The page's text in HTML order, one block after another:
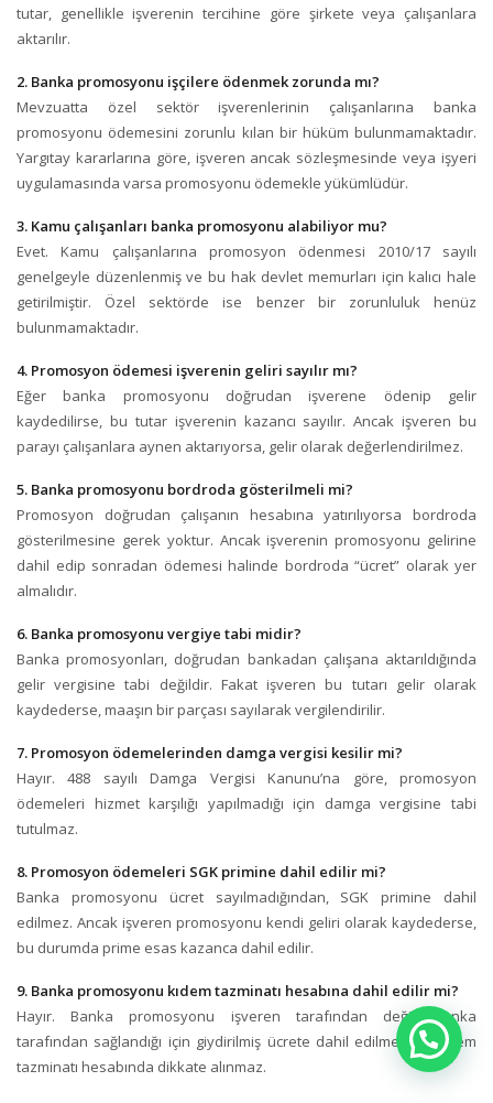
tutar, genellikle işverenin tercihine göre şirkete veya çalışanlara
aktarılır.
2. Banka promosyonu işçilere ödenmek zorunda mı?
Mevzuatta özel sektör işverenlerinin çalışanlarına banka
promosyonu ödemesini zorunlu kılan bir hüküm bulunmamaktadır.
Yargıtay kararlarına göre, işveren ancak sözleşmesinde veya işyeri
uygulamasında varsa promosyonu ödemekle yükümlüdür.
3. Kamu çalışanları banka promosyonu alabiliyor mu?
Evet. Kamu çalışanlarına promosyon ödenmesi 2010/17 sayılı
genelgeyle düzenlenmiş ve bu hak devlet memurları için kalıcı hale
getirilmiştir. Özel sektörde ise benzer bir zorunluluk henüz
bulunmamaktadır.
4. Promosyon ödemesi işverenin geliri sayılır mı?
Eğer banka promosyonu doğrudan işverene ödenip gelir
kaydedilirse, bu tutar işverenin kazancı sayılır. Ancak işveren bu
parayı çalışanlara aynen aktarıyorsa, gelir olarak değerlendirilmez.
5. Banka promosyonu bordroda gösterilmeli mi?
Promosyon doğrudan çalışanın hesabına yatırılıyorsa bordroda
gösterilmesine gerek yoktur. Ancak işverenin promosyonu gelirine
dahil edip sonradan ödemesi halinde bordroda “ücret” olarak yer
almalıdır.
6. Banka promosyonu vergiye tabi midir?
Banka promosyonları, doğrudan bankadan çalışana aktarıldığında
gelir vergisine tabi değildir. Fakat işveren bu tutarı gelir olarak
kaydederse, maaşın bir parçası sayılarak vergilendirilir.
7. Promosyon ödemelerinden damga vergisi kesilir mi?
Hayır. 488 sayılı Damga Vergisi Kanunu’na göre, promosyon
ödemeleri hizmet karşılığı yapılmadığı için damga vergisine tabi
tutulmaz.
8. Promosyon ödemeleri SGK primine dahil edilir mi?
Banka promosyonu ücret sayılmadığından, SGK primine dahil
edilmez. Ancak işveren promosyonu kendi geliri olarak kaydederse,
bu durumda prime esas kazanca dahil edilir.
9. Banka promosyonu kıdem tazminatı hesabına dahil edilir mi?
Hayır. Banka promosyonu işveren tarafından değil, banka
tarafından sağlandığı için giydirilmiş ücrete dahil edilmez ve kıdem
tazminatı hesabında dikkate alınmaz.